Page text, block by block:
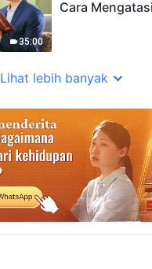
35:00
Cara
Lihat lebih banyak